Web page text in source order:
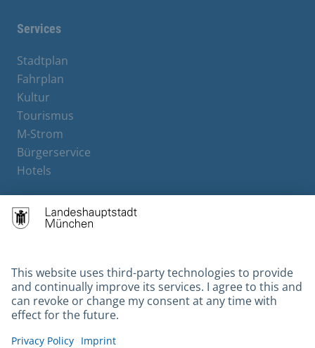
Services
Stadtplan
Fahrplan
Kultur
Tourismus
M-Strom
Bürgerservice
Hotels
Contact
Leichte Sprache
Gebärdensprache
Datenschutz
Impressum